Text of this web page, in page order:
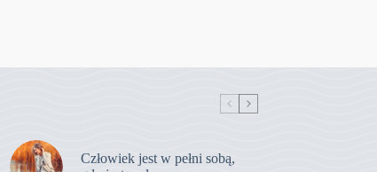
Człowiek jest w pełni sobą,